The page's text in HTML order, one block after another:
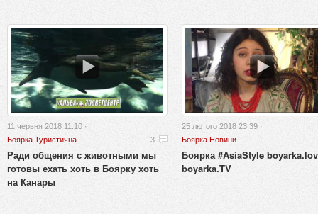
11 червня 2018 11:10 ·
Боярка Туристична
3
Ради общения с животными мы
готовы ехать хоть в Боярку хоть
на Канары
25 лютого 2018 23:39 ·
Боярка Новини
Боярка #AsiaStyle
boyarka.TV